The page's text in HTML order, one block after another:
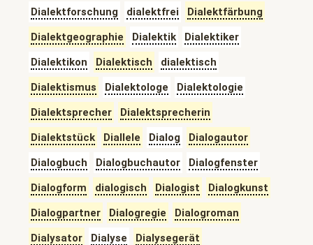
Dialektforschung
dialektfrei
Dialektfärbung
Dialektgeographie
Dialektik
Dialektiker
Dialektikon
Dialektisch
dialektisch
Dialektismus
Dialektologe
Dialektologie
Dialektsprecher
Dialektsprecherin
Dialektstück
Diallele Dialog
Dialogautor
Dialogbuch
Dialogbuchautor
Dialogfenster
Dialogform
dialogisch Dialogist
Dialogkunst
Dialogpartner
Dialogregie
Dialogroman
Dialysator
Dialyse Dialysegerät